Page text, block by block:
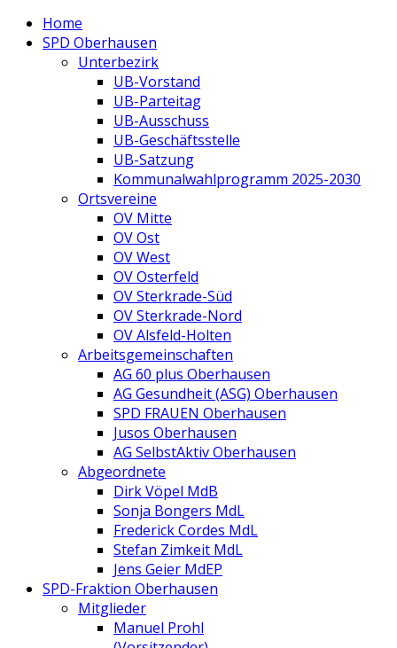
Home
SPD Oberhausen
Unterbezirk
UB-Vorstand
UB-Parteitag
UB-Ausschuss
UB-Geschäftsstelle
UB-Satzung
Kommunalwahlprogramm 2025-2030
Ortsvereine
OV Mitte
OV Ost
OV West
OV Osterfeld
OV Sterkrade-Süd
OV Sterkrade-Nord
OV Alsfeld-Holten
Arbeitsgemeinschaften
AG 60 plus Oberhausen
AG Gesundheit (ASG) Oberhausen
SPD FRAUEN Oberhausen
Jusos Oberhausen
AG SelbstAktiv Oberhausen
Abgeordnete
Dirk Vöpel MdB
Sonja Bongers MdL
Frederick Cordes MdL
Stefan Zimkeit MdL
Jens Geier MdEP
SPD-Fraktion Oberhausen
Mitglieder
Manuel Prohl